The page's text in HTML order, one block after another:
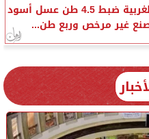
تموين الغربية ضبط 4.5 طن عسل أسود
غير مرخص وربع طن...